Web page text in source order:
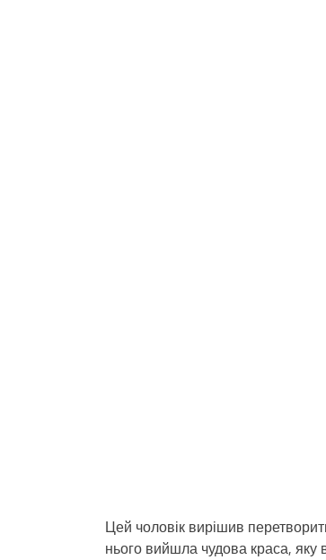
Цей чоловік вирішив
нього вийшла чудова краса, яку